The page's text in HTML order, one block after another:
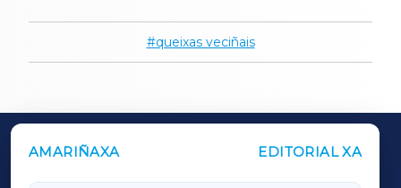
queixas veciñais
AMARIÑAXA EDITORIAL XA
OUTROS PERIÓDICOS